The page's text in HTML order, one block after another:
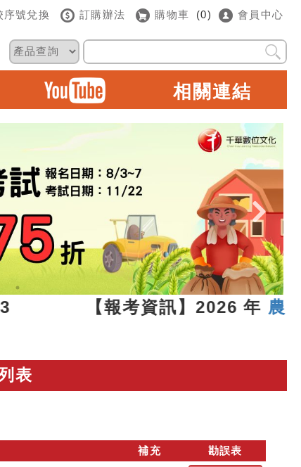
序號兌換 訂購辦法 購物車 (0) 會員中心
相關連結
【報考資訊】2026 年農田水
表
補充 勘誤表